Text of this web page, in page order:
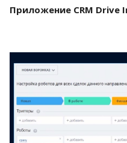
Приложение CRM Drive